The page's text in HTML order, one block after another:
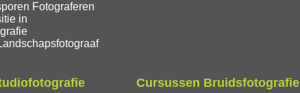
Fotograferen
in
Cursussen Bruidsfotografie